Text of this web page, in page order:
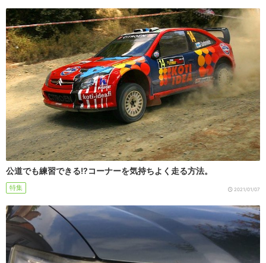
公道でも練習できる!?コーナーを気持ちよく走る方法。
特集 2021/01/07